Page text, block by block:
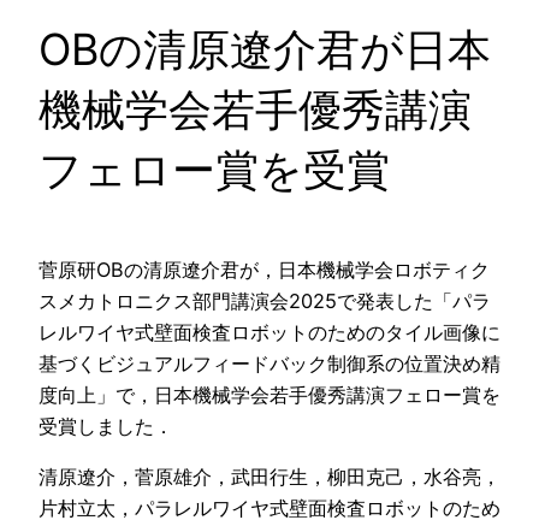
OBの清原遼介君が日本
機械学会若手優秀講演
フェロー賞を受賞
菅原研OBの清原遼介君が，日本機械学会ロボティク
スメカトロニクス部門講演会2025で発表した「パラ
レルワイヤ式壁面検査ロボットのためのタイル画像に
基づくビジュアルフィードバック制御系の位置決め精
度向上」で，日本機械学会若手優秀講演フェロー賞を
受賞しました．
清原遼介，菅原雄介，武田行生，柳田克己，水谷亮，
片村立太，パラレルワイヤ式壁面検査ロボットのため